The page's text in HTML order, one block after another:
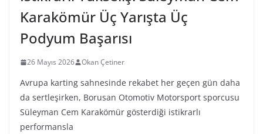
Karakömür Üç Yarışta Üç
Podyum Başarısı
26 Mayıs 2026 Okan Çetiner
Avrupa karting sahnesinde rekabet her geçen gün daha
da sertleşirken, Borusan Otomotiv Motorsport sporcusu
Süleyman Cem Karakömür gösterdiği istikrarlı
performansla